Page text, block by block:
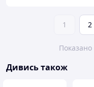
1 2
Показано
Дивись також